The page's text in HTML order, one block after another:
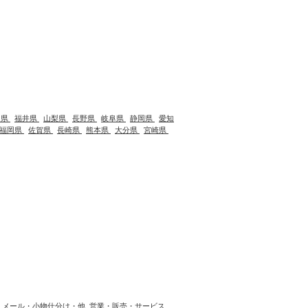
福井県 山梨県 長野県 岐阜県 静岡県
愛知
福岡県
佐賀県 長崎県 熊本県 大分県 宮崎県
メール・小物仕分け・他 営業・販売・サービス